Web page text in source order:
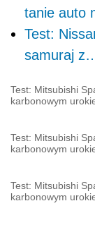
tanie auto
Test:
samuraj
Test: Mitsubishi
karbonowym
Test: Mitsubishi
karbonowym
Test: Mitsubishi
karbonowym